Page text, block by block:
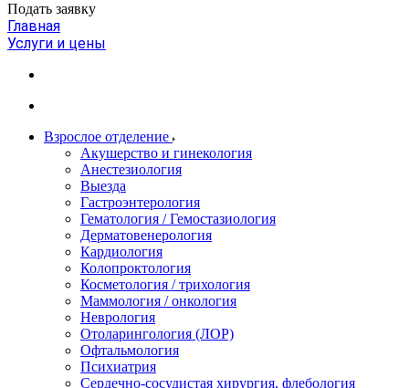
Подать заявку
Главная
Услуги и цены
Взрослое отделение
Акушерство и гинекология
Анестезиология
Выезда
Гастроэнтерология
Гематология / Гемостазиология
Дерматовенерология
Кардиология
Колопроктология
Косметология / трихология
Маммология / онкология
Неврология
Отоларингология (ЛОР)
Офтальмология
Психиатрия
Сердечно-сосудистая хирургия, флебология